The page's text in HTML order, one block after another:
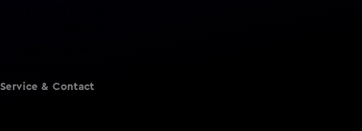
Service & Contact